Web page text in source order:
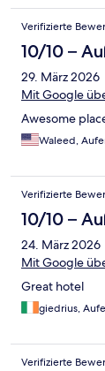
Verifizierte
10/10 –
29. März 2026
Mit Google
Awesome
Waleed,
Verifizierte
10/10 –
24. März 2026
Mit Google
Great hotel
giedrius,
Verifizierte